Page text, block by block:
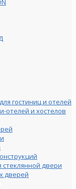
гостиниц и отелей
отелей и хостелов
двери
дверей